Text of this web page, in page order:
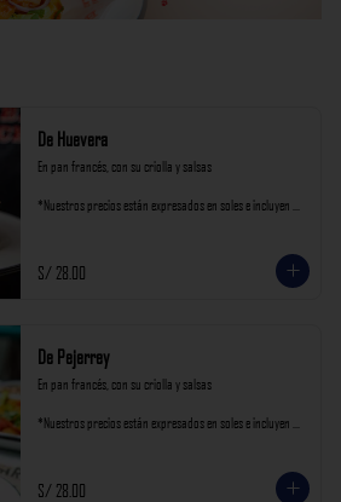
De Huevera
En pan francés, con su criolla y salsas
*Nuestros precios están expresados en soles e incluyen
S/ 28.00
De Pejerrey
En pan francés, con su criolla y salsas
*Nuestros precios están expresados en soles e incluyen
S/ 28.00